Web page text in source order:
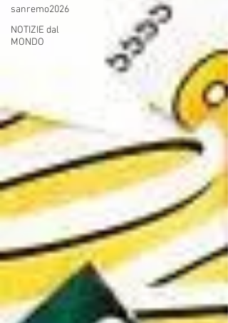
sanremo2026
NOTIZIE dal
MONDO